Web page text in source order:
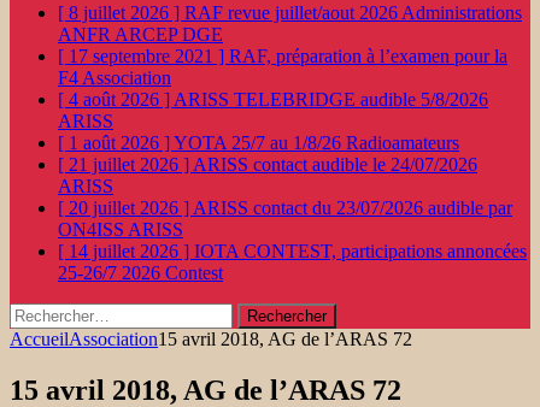
[ 8 juillet 2026 ] RAF revue juillet/aout 2026 Administrations
ANFR ARCEP DGE
[ 17 septembre 2021 ] RAF, préparation à l’examen pour la
F4 Association
[ 4 août 2026 ] ARISS TELEBRIDGE audible 5/8/2026
ARISS
[ 1 août 2026 ]YOTA 25/7 au 1/8/26 Radioamateurs
[ 21 juillet 2026 ] ARISS contact audible le 24/07/2026
ARISS
[ 20 juillet 2026 ] ARISS contact du 23/07/2026 audible par
ON4ISS ARISS
[ 14 juillet 2026 ] IOTA CONTEST, participations annoncées
25-26/7 2026 Contest
Rechercher :
AccueilAssociation15 avril 2018, AG de l’ARAS 72
15 avril 2018, AG de l’ARAS 72